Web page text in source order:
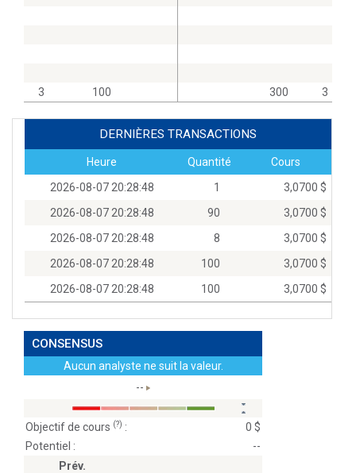
3 100 300 3
DERNIÈRES TRANSACTIONS
Heure Quantité
Cours
2026-08-07 20:28:48
1
3,0700 $
2026-08-07 20:28:48
90
3,0700 $
2026-08-07 20:28:48
8
3,0700 $
2026-08-07 20:28:48
100
3,0700 $
2026-08-07 20:28:48
100 3,0700 $
CONSENSUS
Aucun analyste ne suit la valeur.
--
Objectif de cours (?) :
0 $
Potentiel :
--
Prév.